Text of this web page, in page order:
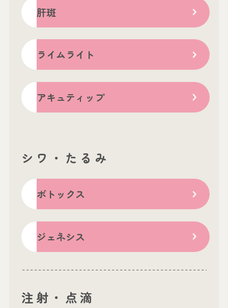
肝斑
ライムライト
アキュティップ
シワ・たるみ
ボトックス
ジェネシス
注射・点滴